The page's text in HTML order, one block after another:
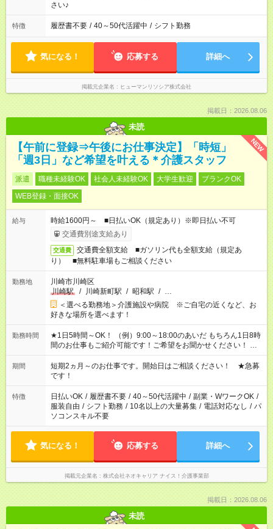
さい♪
特徴 履歴書不要 / 40～50代活躍中 / シフト勤務
気になる！ 応募する 詳細へ
掲載元企業名 ヒューマンリソシア株式会社
掲載日：2026.08.06
未読
NEW
【午前に登録⇒午後にお仕事決定】「時短」
「週3日」など希望を叶える＊介護スタッフ
派遣 職種未経験OK 社会人未経験OK 大学生歓迎
ブランクOK
WEB登録・面接OK
給与
時給1600円～ ■日払いOK（規定あり）※即日払い不可
交通費別途支給あり
交通費
交通費全額支給 ■ガソリン代も全額支給（規定あ
り） ■無料駐車場もご相談ください
勤務地
川崎市川崎区
川崎駅
/ 川崎新町駅 / 昭和駅 / …
＜選べる勤務地＞介護施設や病院 ※ご自宅の近くなど、お
好きな場所を選べます！
勤務時間
★1日5時間～OK！ （例）9:00～18:00のあいだ もちろん1日8時
間のお仕事もご紹介可能です！ご希望をお聞かせください！ ※
週最低15時間以上の勤務が必要です
期間
短期2ヵ月～のお仕事です。開始日はご相談ください！ ★急募
です！
特徴 日払いOK / 履歴書不要 / 40～50代活躍中 / 副業・WワークOK /
服装自由 / シフト勤務 / 10名以上の大量募集 / 電話対応なし / パ
ソコンスキル不要
気になる！ 応募する 詳細へ
掲載元企業名 株式会社ネオキャリア ナイス！介護事業部
掲載日：2026.08.06
未読